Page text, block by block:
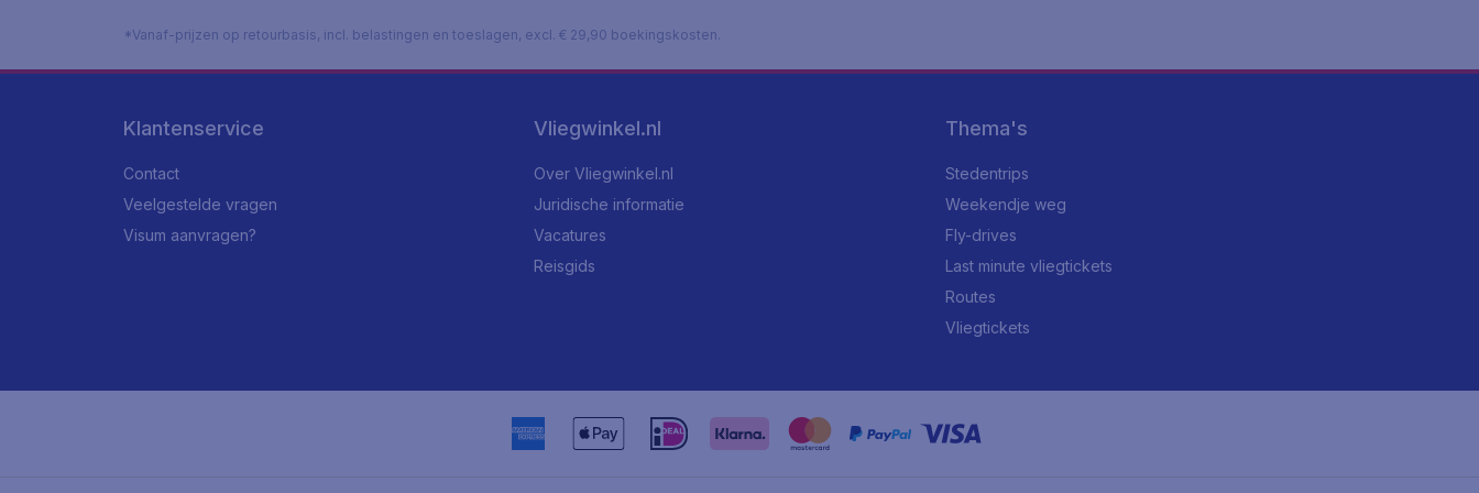
*Vanaf-prijzen op retourbasis, incl. belastingen en toeslagen, excl. € 29,90 boekingskosten.
Klantenservice
Contact
Veelgestelde vragen
Visum aanvragen?
Vliegwinkel.nl
Over Vliegwinkel.nl
Juridische informatie
Vacatures
Reisgids
Thema's
Stedentrips
Weekendje weg
Fly-drives
Last minute vliegtickets
Routes
Vliegtickets